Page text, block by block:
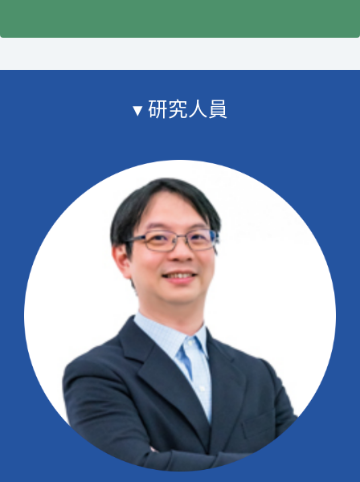
▾ 研究人員